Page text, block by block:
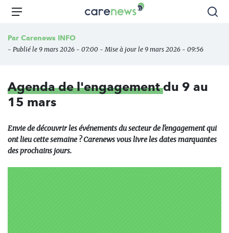
Aller
principal
Carenews,
des
Menu
Par Carenews INFO
- Publié le 9 mars 2026 - 07:00 - Mise à jour le 9 mars 2026 - 09:56
Agenda de l'engagementdu 9 au
15 mars
Envie de découvrir les événements du secteur de l'engagement qui
ont lieu cette semaine ? Carenews vous livre les dates marquantes
des prochains jours.